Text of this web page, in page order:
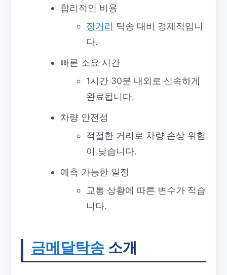
합리적인 비용
장거리 탁송 대비 경제적입니
다.
빠른 소요 시간
1시간 30분 내외로 신속하게
완료됩니다.
차량 안전성
적절한 거리로 차량 손상 위험
이 낮습니다.
예측 가능한 일정
교통 상황에 따른 변수가 적습
니다.
금메달탁송 소개